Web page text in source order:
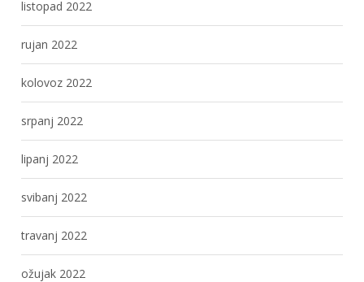
listopad 2022
rujan 2022
kolovoz 2022
srpanj 2022
lipanj 2022
svibanj 2022
travanj 2022
ožujak 2022